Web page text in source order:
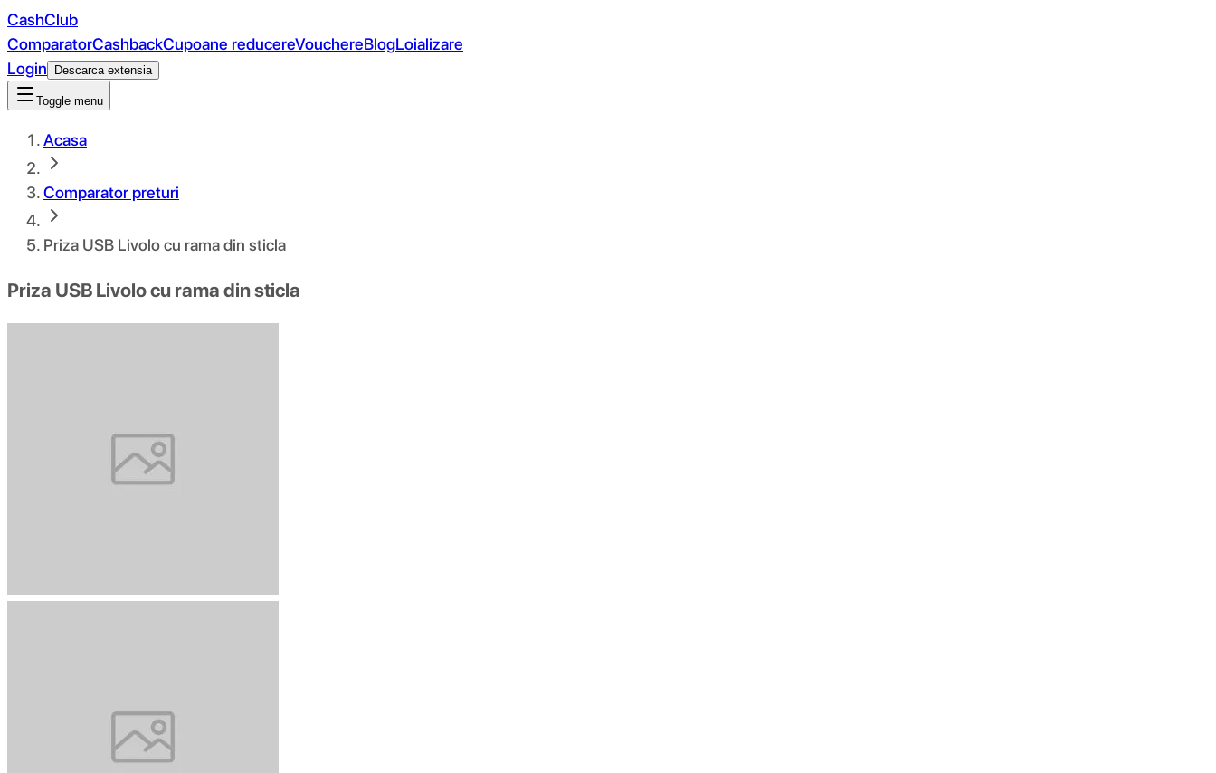
CashClub
ComparatorCashbackCupoane reducereVouchereBlogLoializare
Login
Descarca extensia
Toggle menu
Acasa
Comparator preturi
Priza USB Livolo cu rama din sticla
Priza USB Livolo cu rama din sticla